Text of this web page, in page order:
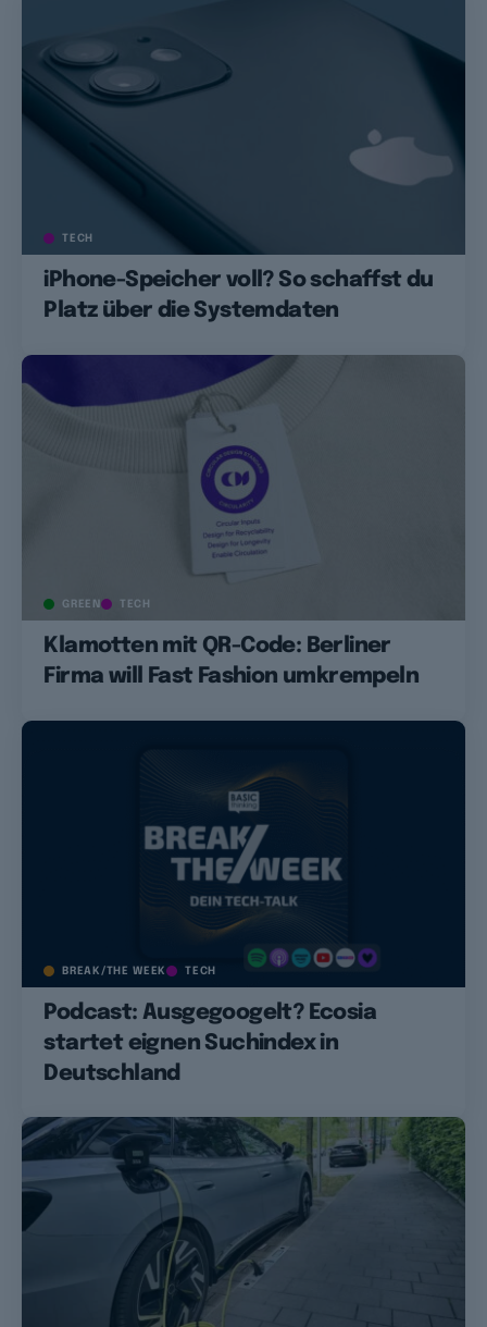
TECH
iPhone-Speicher voll? So schaffst du
Platz über die Systemdaten
GREEN TECH
Klamotten mit QR-Code: Berliner
Firma will Fast Fashion umkrempeln
BREAK/THE WEEK TECH
Podcast: Ausgegoogelt? Ecosia
startet eignen Suchindex in
Deutschland